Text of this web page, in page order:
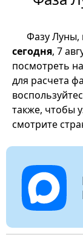
Фазу Луны,
сегодня, 7
посмотреть
для расчета
также, чтобы
смотрите